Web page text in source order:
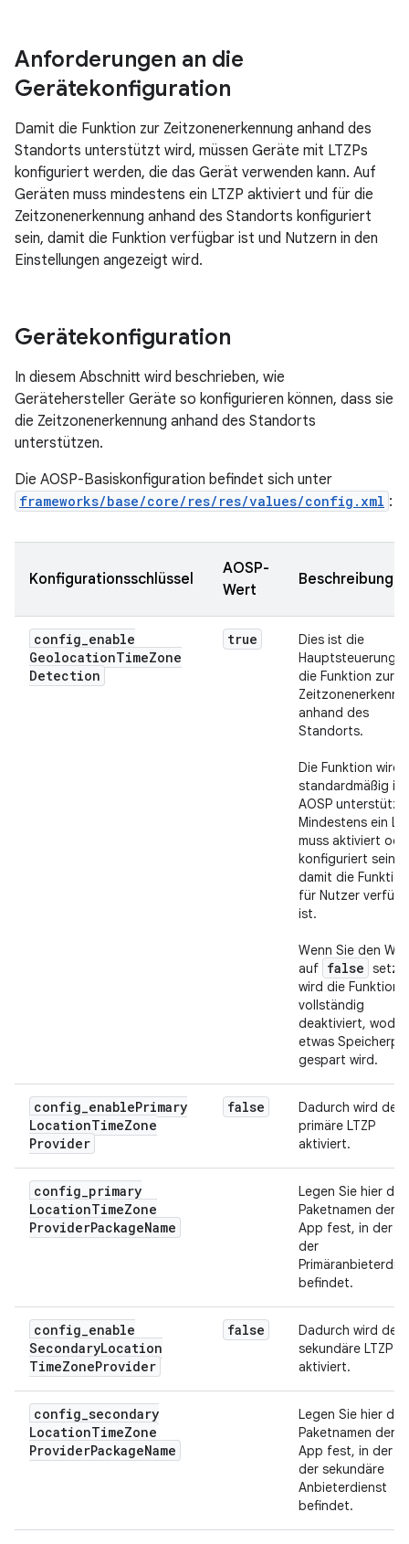
Anforderungen an die
Gerätekonfiguration
Damit die Funktion zur Zeitzonenerkennung anhand des
Standorts unterstützt wird, müssen Geräte mit LTZPs
konfiguriert werden, die das Gerät verwenden kann. Auf
Geräten muss mindestens ein LTZP aktiviert und für die
Zeitzonenerkennung anhand des Standorts konfiguriert
sein, damit die Funktion verfügbar ist und Nutzern in den
Einstellungen angezeigt wird.
Gerätekonfiguration
In diesem Abschnitt wird beschrieben, wie
Gerätehersteller Geräte so konfigurieren können, dass sie
die Zeitzonenerkennung anhand des Standorts
unterstützen.
Die AOSP-Basiskonfiguration befindet sich unter
frameworks/base/core/res/res/values/config.xml :
Konfigurationsschlüssel
AOSP-
Wert
Beschreibung
config_enable
GeolocationTimeZone
Detection
true
Dies ist die
Hauptsteuerung
die Funktion zur
anhand des
Standorts.
Die Funktion wird
standardmäßig in
AOSP unterstützt.
Mindestens ein
muss aktiviert
konfiguriert sein,
damit die Funktion
für Nutzer
ist.
Wenn Sie den
auf false
wird die Funktion
vollständig
deaktiviert,
etwas
gespart wird.
config_enablePrimary
LocationTimeZone
Provider
false
Dadurch wird der
primäre LTZP
aktiviert.
config_primary
LocationTimeZone
ProviderPackageName
Legen Sie hier den
Paketnamen der
App fest, in der
der
befindet.
config_enable
SecondaryLocation
TimeZoneProvider
false
Dadurch wird der
sekundäre LTZP
aktiviert.
config_secondary
LocationTimeZone
ProviderPackageName
Legen Sie hier den
Paketnamen der
App fest, in der
der sekundäre
Anbieterdienst
befindet.